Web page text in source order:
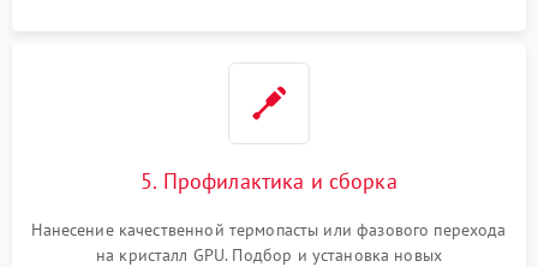
5. Профилактика и сборка
Нанесение качественной термопасты или фазового перехода
на кристалл GPU. Подбор и установка новых